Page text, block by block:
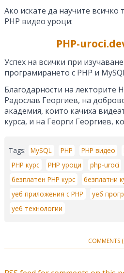
Ако искате да научите всичко
PHP видео уроци:
PHP-
Успех на всички при
програмирането с PHP и
Благодарности на лекторите
Радослав Георгиев, на
академия, които качиха
курса, и на Георги Георгиев,
Tags: MySQL PHP PHP видео
PHP курс
PHP уроци php-uroci
безплатен PHP курс
безплатни
уеб приложения с PHP
уеб
уеб технологии
COMMENTS